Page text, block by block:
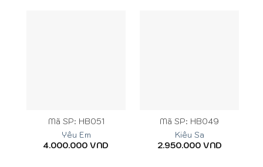
Mã SP: HB051
Yêu Em
4.000.000 VND
Mã SP: HB049
Kiêu Sa
2.950.000VND